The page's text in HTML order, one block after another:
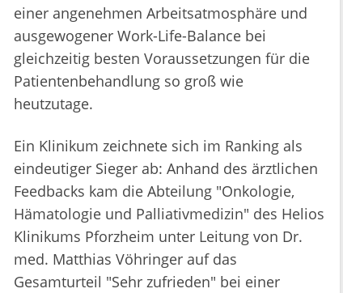
einer angenehmen Arbeitsatmosphäre und
ausgewogener Work-Life-Balance bei
gleichzeitig besten Voraussetzungen für die
Patientenbehandlung so groß wie
heutzutage.
Ein Klinikum zeichnete sich im Ranking als
eindeutiger Sieger ab: Anhand des ärztlichen
Feedbacks kam die Abteilung "Onkologie,
Hämatologie und Palliativmedizin" des Helios
Klinikums Pforzheim unter Leitung von Dr.
med. Matthias Vöhringer auf das
Gesamturteil "Sehr zufrieden" bei einer